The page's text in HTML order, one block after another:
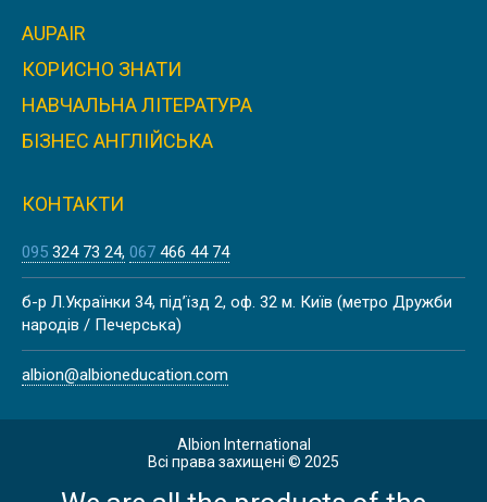
AUPAIR
КОРИСНО ЗНАТИ
НАВЧАЛЬНА ЛІТЕРАТУРА
БІЗНЕС АНГЛІЙСЬКА
КОНТАКТИ
095 324 73 24 067 466 44 74
б-р Л.Українки 34, під’їзд 2, оф. 32 м. Київ (метро Дружби
народів / Печерська)
albion@albioneducation.com
Albion International
Всі права захищені © 2025